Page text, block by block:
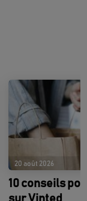
20 août 2026
10 conseils